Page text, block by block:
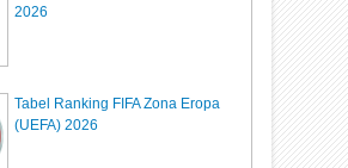
2026
Tabel Ranking FIFA Zona Eropa
(UEFA) 2026